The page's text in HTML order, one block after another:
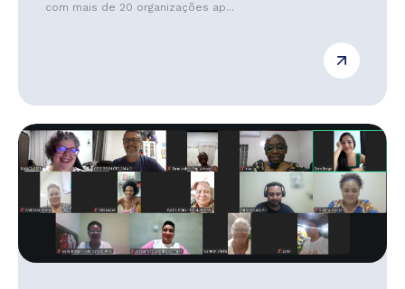
com mais de 20 organizações ap...